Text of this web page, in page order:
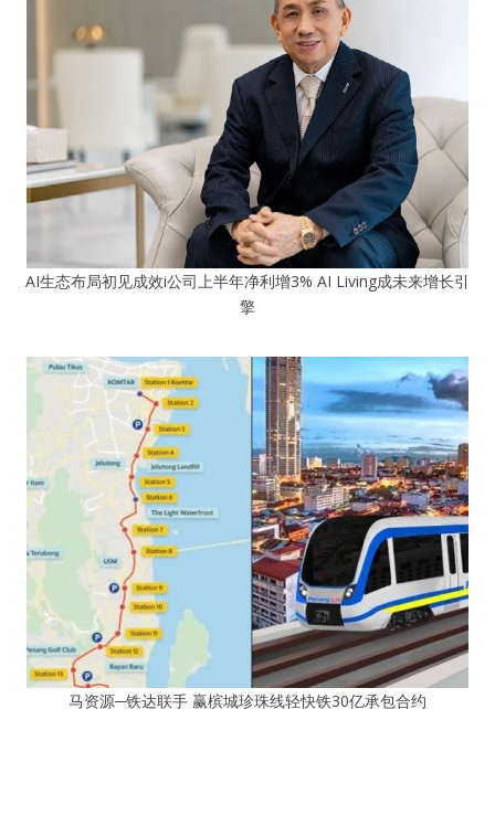
AI生态布局初见成效i公司上半年净利增3% AI Living成未来增长引
擎
马资源─铁达联手 赢槟城珍珠线轻快铁30亿承包合约